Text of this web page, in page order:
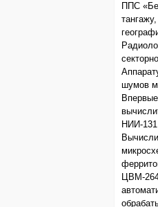
ППС
шумов
НИИ-
ЦВМ-